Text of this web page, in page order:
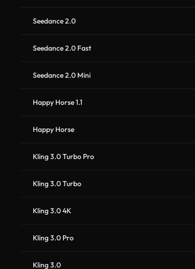
Seedance 2.0
Seedance 2.0 Fast
Seedance 2.0 Mini
Happy Horse 1.1
Happy Horse
Kling 3.0 Turbo Pro
Kling 3.0 Turbo
Kling 3.0 4K
Kling 3.0 Pro
Kling 3.0